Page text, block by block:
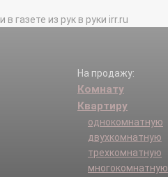
газете из рук в руки irr.ru
На продажу:
Комнату
Квартиру
однокомнатную
двухкомнатную
трехкомнатную
многокомнатную